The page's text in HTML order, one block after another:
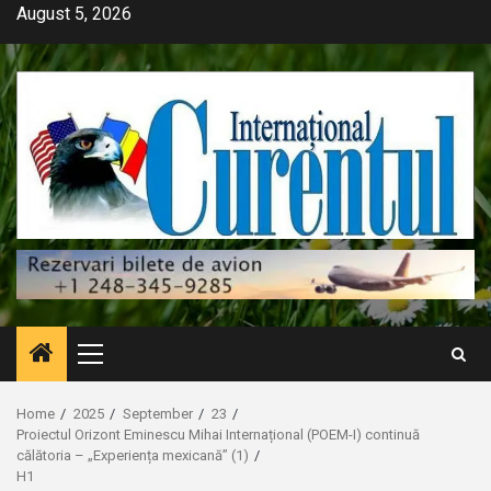
Skip
content
August 5, 2026
Primary
Menu
Home 2025 September
23
Proiectul Orizont Eminescu Mihai Internațional (POEM-I) continuă
călătoria – „Experiența mexicană” (1)
H1